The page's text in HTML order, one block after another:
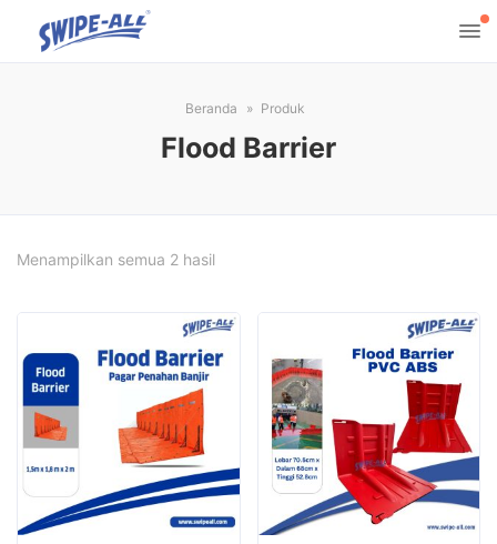
Beranda Produk
Flood Barrier
Menampilkan semua 2 hasil